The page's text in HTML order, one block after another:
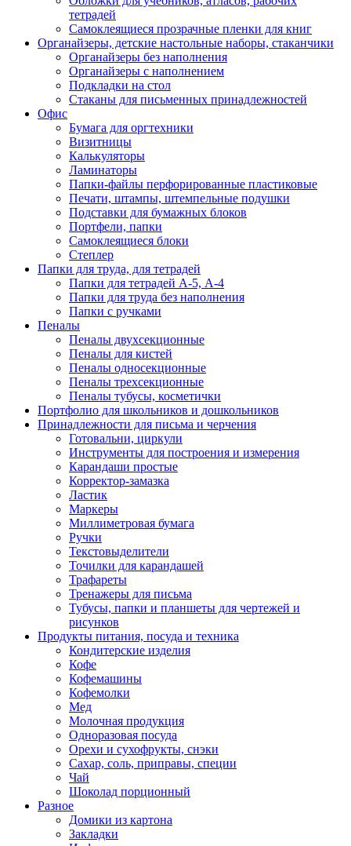
тетрадей
Самоклеящиеся прозрачные пленки для книг
Органайзеры, детские настольные наборы, стаканчики
Органайзеры без наполнения
Органайзеры с наполнением
Подкладки на стол
Стаканы для письменных принадлежностей
Офис
Бумага для оргтехники
Визитницы
Калькуляторы
Ламинаторы
Папки-файлы перфорированные пластиковые
Печати, штампы, штемпельные подушки
Подставки для бумажных блоков
Портфели, папки
Самоклеящиеся блоки
Степлер
Папки для труда, для тетрадей
Папки для тетрадей А-5, А-4
Папки для труда без наполнения
Папки с ручками
Пеналы
Пеналы двухсекционные
Пеналы для кистей
Пеналы односекционные
Пеналы трехсекционные
Пеналы тубусы, косметички
Портфолио для школьников и дошкольников
Принадлежности для письма и черчения
Готовальни, циркули
Инструменты для построения и измерения
Карандаши простые
Корректор-замазка
Ластик
Маркеры
Миллиметровая бумага
Ручки
Текстовыделители
Точилки для карандашей
Трафареты
Тренажеры для письма
Тубусы, папки и планшеты для чертежей и
рисунков
Продукты питания, посуда и техника
Кондитерские изделия
Кофе
Кофемашины
Кофемолки
Мед
Молочная продукция
Одноразовая посуда
Орехи и сухофрукты, снэки
Сахар, соль, приправы, специи
Чай
Шоколад порционный
Разное
Домики из картона
Закладки